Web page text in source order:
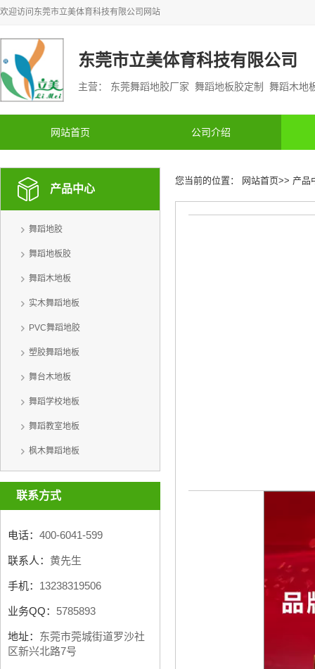
欢迎访问 东莞市立美体育科技有限公司 网站
东莞市立美体育科技有限公司
主营： 东莞舞蹈地胶厂家 舞蹈地板胶定制 舞蹈木
网站首页 公司介绍
产品中心
舞蹈地胶
舞蹈地板胶
舞蹈木地板
实木舞蹈地板
PVC舞蹈地胶
塑胶舞蹈地板
舞台木地板
舞蹈学校地板
舞蹈教室地板
枫木舞蹈地板
联系方式
电话： 400-6041-599
联系人： 黄先生
手机： 13238319506
业务QQ： 5785893
地址： 东莞市莞城街道罗沙社
区新兴北路7号
您当前的位置： 网站首页>> 产品